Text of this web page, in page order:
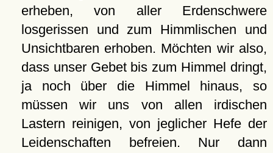
erheben, von aller Erdenschwere
losgerissen und zum Himmlischen und
Unsichtbaren erhoben. Möchten wir also,
dass unser Gebet bis zum Himmel dringt,
ja noch über die Himmel hinaus, so
müssen wir uns von allen irdischen
Lastern reinigen, von jeglicher Hefe der
Leidenschaften befreien. Nur dann